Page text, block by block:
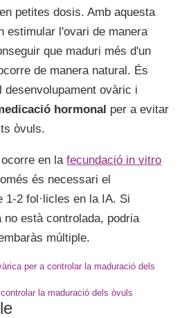
petites dosis. Amb aquesta
estimular l'ovari de manera
que maduri més d'un
de manera natural. És
desenvolupament ovàric i
hormonal per a evitar
òvuls.
ocorre en lafecundació in vitro
és necessari el
1-2 fol·licles en la IA. Si
està controlada, podria
múltiple.
la maduració dels òvuls